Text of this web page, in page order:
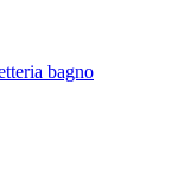
bagno